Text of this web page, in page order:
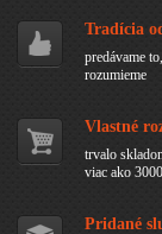
Tradícia
predávame
rozumieme
Vlastné
trvalo
viac ako
Pridané